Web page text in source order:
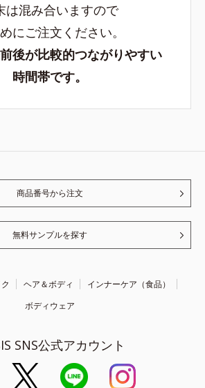
は混み合いますので
にご注文ください。
後が比較的つながりやすい
時間帯です。
商品番号から注文
無料サンプルを探す
ヘア＆ボディ
インナーケア（食品）
ボディウェア
SNS公式アカウント